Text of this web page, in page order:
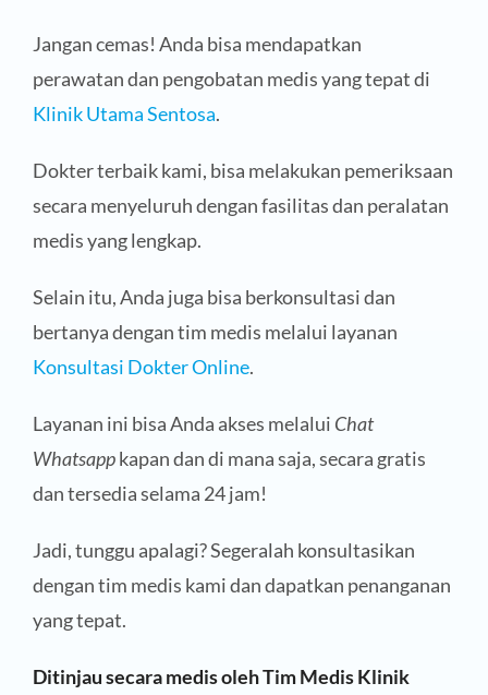
Jangan cemas! Anda bisa mendapatkan
perawatan dan pengobatan medis yang tepat di
Klinik Utama Sentosa.
Dokter terbaik kami, bisa melakukan pemeriksaan
secara menyeluruh dengan fasilitas dan peralatan
medis yang lengkap.
Selain itu, Anda juga bisa berkonsultasi dan
bertanya dengan tim medis melalui layanan
Konsultasi Dokter Online.
Layanan ini bisa Anda akses melalui Chat
Whatsappkapan dan di mana saja, secara gratis
dan tersedia selama 24 jam!
Jadi, tunggu apalagi? Segeralah konsultasikan
dengan tim medis kami dan dapatkan penanganan
yang tepat.
Ditinjau secara medis oleh Tim Medis Klinik